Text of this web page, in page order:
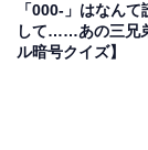
「000-」はなん
して……あの三兄
ル暗号クイズ】